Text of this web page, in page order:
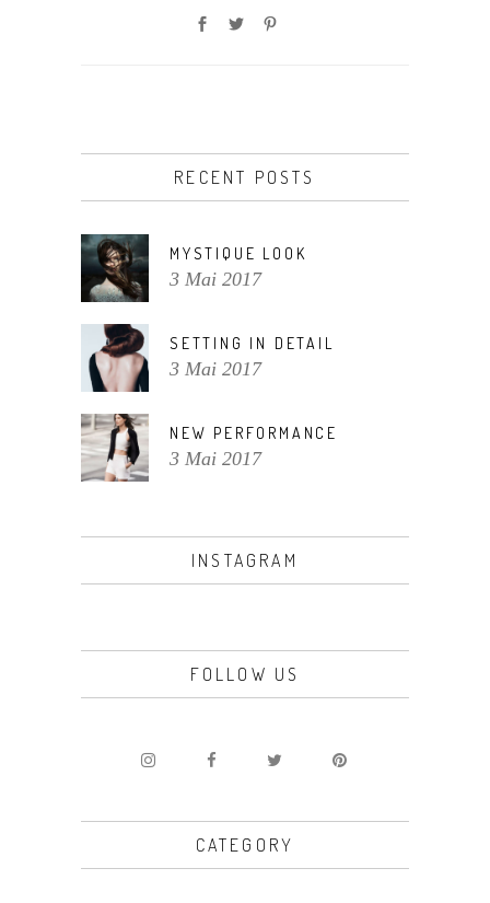
RECENT POSTS
MYSTIQUE LOOK
3 Mai 2017
SETTING IN DETAIL
3 Mai 2017
NEW PERFORMANCE
3 Mai 2017
INSTAGRAM
FOLLOW US
CATEGORY